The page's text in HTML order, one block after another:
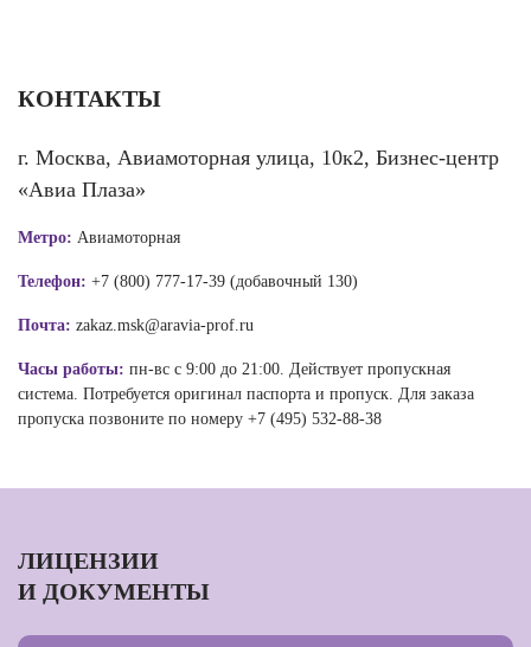
КОНТАКТЫ
г. Москва, Авиамоторная улица, 10к2, Бизнес-центр
«Авиа Плаза»
Метро: Авиамоторная
Телефон: +7 (800) 777-17-39 (добавочный 130)
Почта: zakaz.msk@aravia-prof.ru
Часы работы: пн-вс с 9:00 до 21:00. Действует пропускная
система. Потребуется оригинал паспорта и пропуск. Для заказа
пропуска позвоните по номеру +7 (495) 532-88-38
ЛИЦЕНЗИИ
И ДОКУМЕНТЫ